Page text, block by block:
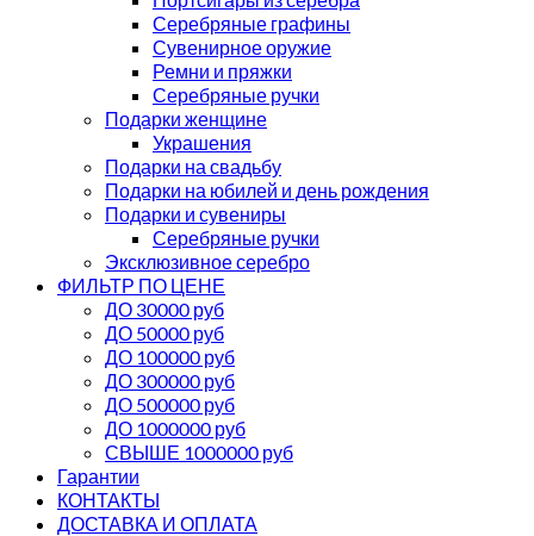
Серебряные графины
Сувенирное оружие
Ремни и пряжки
Серебряные ручки
Подарки женщине
Украшения
Подарки на свадьбу
Подарки на юбилей и день рождения
Подарки и сувениры
Серебряные ручки
Эксклюзивное серебро
ФИЛЬТР ПО ЦЕНЕ
ДО 30000 руб
ДО 50000 руб
ДО 100000 руб
ДО 300000 руб
ДО 500000 руб
ДО 1000000 руб
СВЫШЕ 1000000 руб
Гарантии
КОНТАКТЫ
ДОСТАВКА И ОПЛАТА